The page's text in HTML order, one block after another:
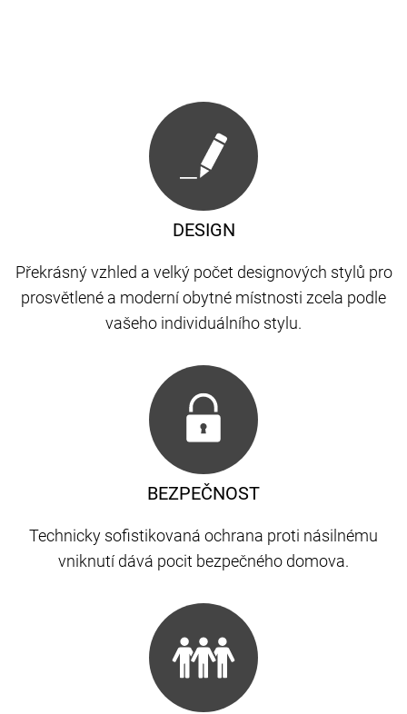
DESIGN
Překrásný vzhled a velký počet designových stylů pro
prosvětlené a moderní obytné místnosti zcela podle
vašeho individuálního stylu.
BEZPEČNOST
Technicky sofistikovaná ochrana proti násilnému
vniknutí dává pocit bezpečného domova.